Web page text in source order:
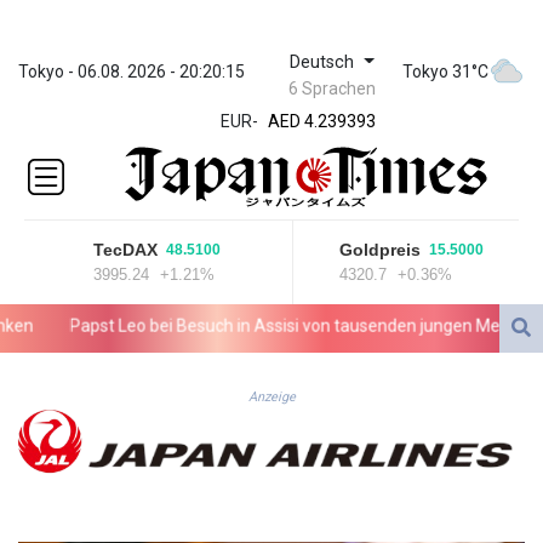
Tokyo - 06.08. 2026 - 20:20:15 Deutsch
6 Sprachen
Tokyo 31°C
EUR-
ZWL 371.703852
AED 4.239393
AED 4.239393
AFN 76.187455
ALL 93.17114
AMD
1059.703963
ARS
1727.213601
AWG 2.080736
BAM 1.953568
BBD 2.321548
TecDAX 48.5100
3995.24 +1.21%
Goldpreis 15.5000
4320.7 +0.36%
Papst Leo bei Besuch in Assisi von tausenden jungen Menschen
Anzeige